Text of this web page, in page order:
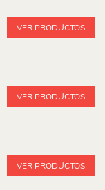
VER PRODUCTOS
VER PRODUCTOS
VER PRODUCTOS